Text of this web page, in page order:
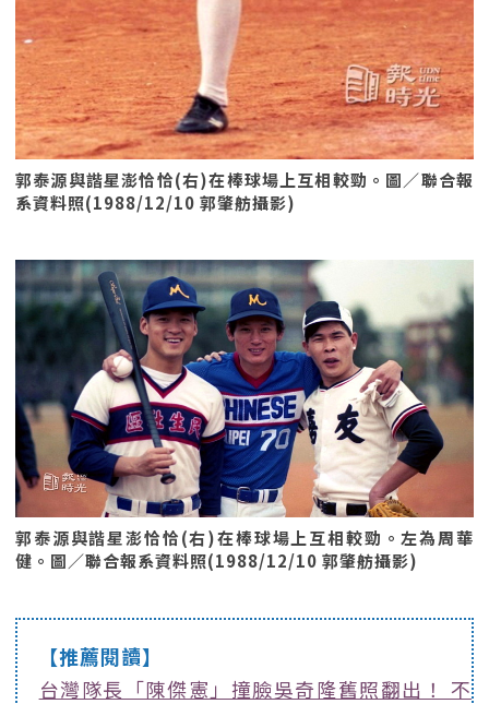
郭泰源與諧星澎恰恰(右)在棒球場上互相較勁。圖／聯合報
系資料照(1988/12/10 郭肇舫攝影)
郭泰源與諧星澎恰恰(右)在棒球場上互相較勁。左為周華
健。圖／聯合報系資料照(1988/12/10 郭肇舫攝影)
【推薦閱讀】
台灣隊長「陳傑憲」撞臉吳奇隆舊照翻出！ 不